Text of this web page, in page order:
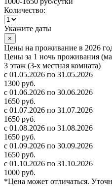
Количество:
Укажите даты
×
Цены на проживание в 2026
Цены за 1 ночь проживания
3 этаж (3-х местная комната)
с 01.05.2026 по 31.05.2026
1300 руб.
с 01.06.2026 по 30.06.2026
1650 руб.
с 01.07.2026 по 31.07.2026
1650 руб.
с 01.08.2026 по 31.08.2026
1650 руб.
с 01.09.2026 по 30.09.2026
1650 руб.
с 01.10.2026 по 31.10.2026
1000 руб.
*Цена может отличаться.